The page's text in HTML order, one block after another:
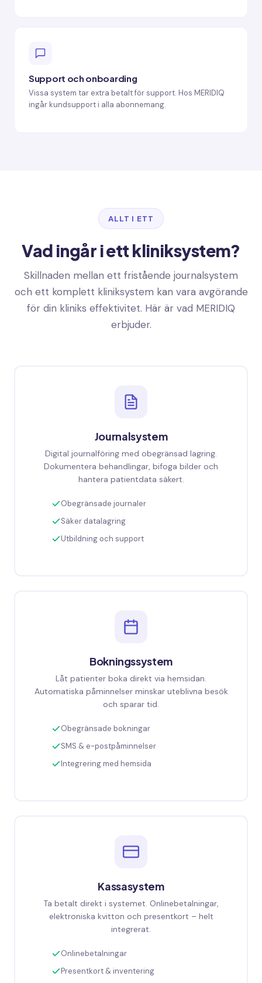
Support och onboarding
Vissa system tar extra betalt för support. Hos MERIDIQ
ingår kundsupport i alla abonnemang.
ALLT I ETT
Vad ingår i ett kliniksystem?
Skillnaden mellan ett fristående journalsystem
och ett komplett kliniksystem kan vara avgörande
för din kliniks effektivitet. Här är vad MERIDIQ
erbjuder.
Journalsystem
Digital journalföring med obegränsad lagring.
Dokumentera behandlingar, bifoga bilder och
hantera patientdata säkert.
Obegränsade journaler
Säker datalagring
Utbildning och support
Bokningssystem
Låt patienter boka direkt via hemsidan.
Automatiska påminnelser minskar uteblivna besök
och sparar tid.
Obegränsade bokningar
SMS & e-postpåminnelser
Integrering med hemsida
Kassasystem
Ta betalt direkt i systemet. Onlinebetalningar,
elektroniska kvitton och presentkort – helt
integrerat.
Onlinebetalningar
Presentkort & inventering